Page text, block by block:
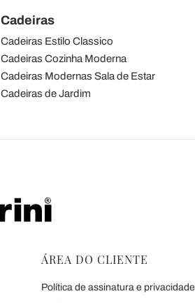
Cadeiras
Cadeiras Estilo Classico
Cadeiras Cozinha Moderna
Cadeiras Modernas Sala de Estar
Cadeiras de Jardim
ÁREA DO CLIENTE
Política de assinatura e privacidade